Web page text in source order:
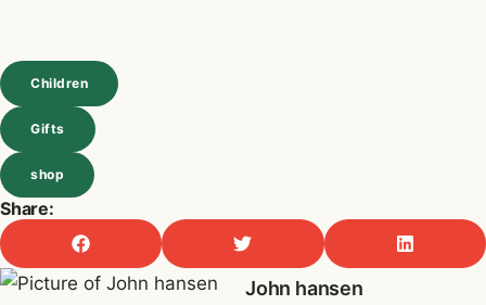
Children
Gifts
shop
Share:
John hansen